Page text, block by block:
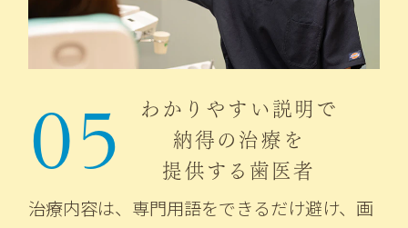
05
わかりやすい説明で
納得の治療を
提供する歯医者
治療内容は、専門用語をできるだけ避け、画